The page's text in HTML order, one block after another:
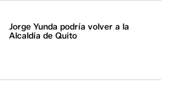
Jorge Yunda podría volver a la
Alcaldía de Quito